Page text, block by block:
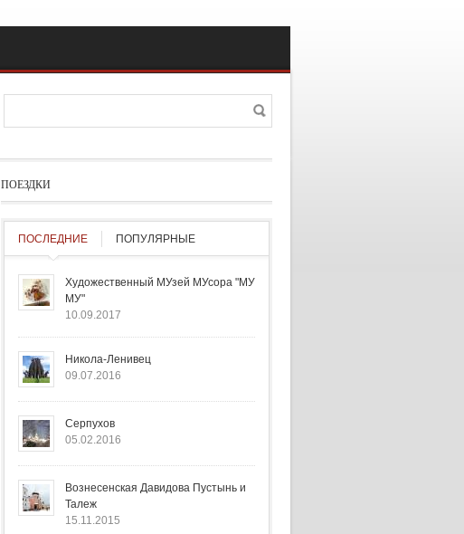
Форма поиска
Поиск
ПОЕЗДКИ
ПОСЛЕДНИЕ ПОПУЛЯРНЫЕ
Художественный МУзей МУсора "МУ
МУ"
10.09.2017
Никола-Ленивец
09.07.2016
Серпухов
05.02.2016
Вознесенская Давидова Пустынь и
Талеж
15.11.2015